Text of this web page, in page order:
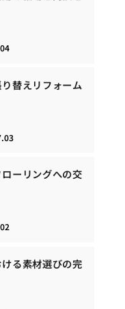
替えリフォーム
ーリングへの交
る素材選びの完